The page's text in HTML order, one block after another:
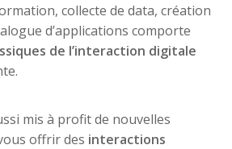
collecte de data, création
d’applications comporte
de l’interaction digitale
mis à profit de nouvelles
offrir des interactions